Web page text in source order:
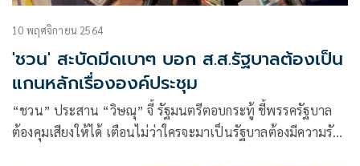
10 พฤศจิกายน 2564
'ชวน' สะบัดมีดเบาๆ บอก ส.ส.รัฐบาลต้องเป็น
แกนหลักเรื่ององค์ประชุม
“ชวน” ประสาน “วิษณุ” จี้ รัฐมนตรีตอบกระทู้ ชี้พรรครัฐบาล
ต้องคุมเสียงให้ได้ เตือนไม่ว่าใครจะมาเป็นรัฐบาลต้องมีความรับ